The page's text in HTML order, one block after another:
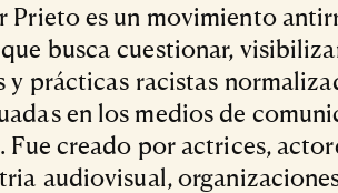
Prieto es un movimiento
busca cuestionar,
y prácticas racistas
en los medios de
creado por actrices,
audiovisual,